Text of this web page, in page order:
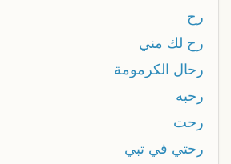
رح
رح لك مني
رحال الكرمومة
رحبه
رحت
رحتي في تبي